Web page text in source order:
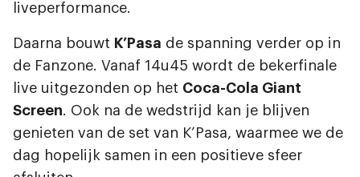
liveperformance.
Daarna bouwt K’Pasa de spanning verder op in
de Fanzone. Vanaf 14u45 wordt de bekerfinale
live uitgezonden op het Coca-Cola Giant
Screen. Ook na de wedstrijd kan je blijven
genieten van de set van K’Pasa, waarmee we de
dag hopelijk samen in een positieve sfeer